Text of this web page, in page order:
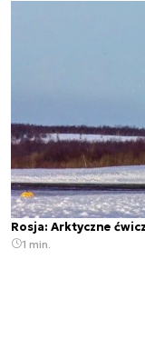
Rosja: Arktyczne
1 min.